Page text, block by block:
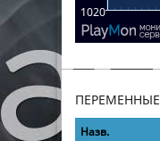
ПЕРЕМЕННЫЕ
Назв.